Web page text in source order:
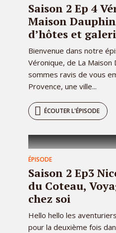
Saison 2 Ep 4
Maison
d’hôtes et
Bienvenue dans notre
Véronique, de La Maison
sommes ravis de vous
Provence, une ville...
ÉCOUTER L'ÉPISODE
ÉPISODE
Saison 2 Ep3
du Coteau,
chez soi
Hello hello les
pour la deuxième fois